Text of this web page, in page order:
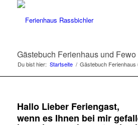
Gästebuch Ferienhaus und Fewo
Du bist hier: Startseite / Gästebuch Ferienhaus
Hallo Lieber Feriengast,
wenn es Ihnen bei mir